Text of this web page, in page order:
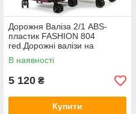
Дорожня Валіза 2/1 ABS-
пластик FASHION 804
red.Дорожні валізи на
колесах гуртом і в роздріб в
Україні
В наявності
5 120 ₴
Купити